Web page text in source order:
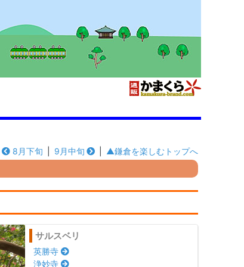
8月下旬 9月中旬 ▲鎌倉を楽しむトップへ
サルスベリ
英勝寺
浄妙寺